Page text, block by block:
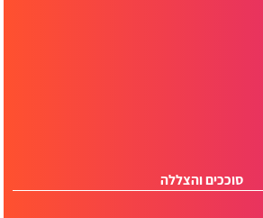
סוככים והצללה